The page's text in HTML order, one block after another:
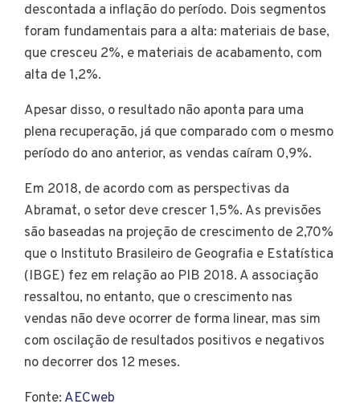
descontada a inflação do período. Dois segmentos
foram fundamentais para a alta: materiais de base,
que cresceu 2%, e materiais de acabamento, com
alta de 1,2%.
Apesar disso, o resultado não aponta para uma
plena recuperação, já que comparado com o mesmo
período do ano anterior, as vendas caíram 0,9%.
Em 2018, de acordo com as perspectivas da
Abramat, o setor deve crescer 1,5%. As previsões
são baseadas na projeção de crescimento de 2,70%
que o Instituto Brasileiro de Geografia e Estatística
(IBGE) fez em relação ao PIB 2018. A associação
ressaltou, no entanto, que o crescimento nas
vendas não deve ocorrer de forma linear, mas sim
com oscilação de resultados positivos e negativos
no decorrer dos 12 meses.
Fonte: AECweb